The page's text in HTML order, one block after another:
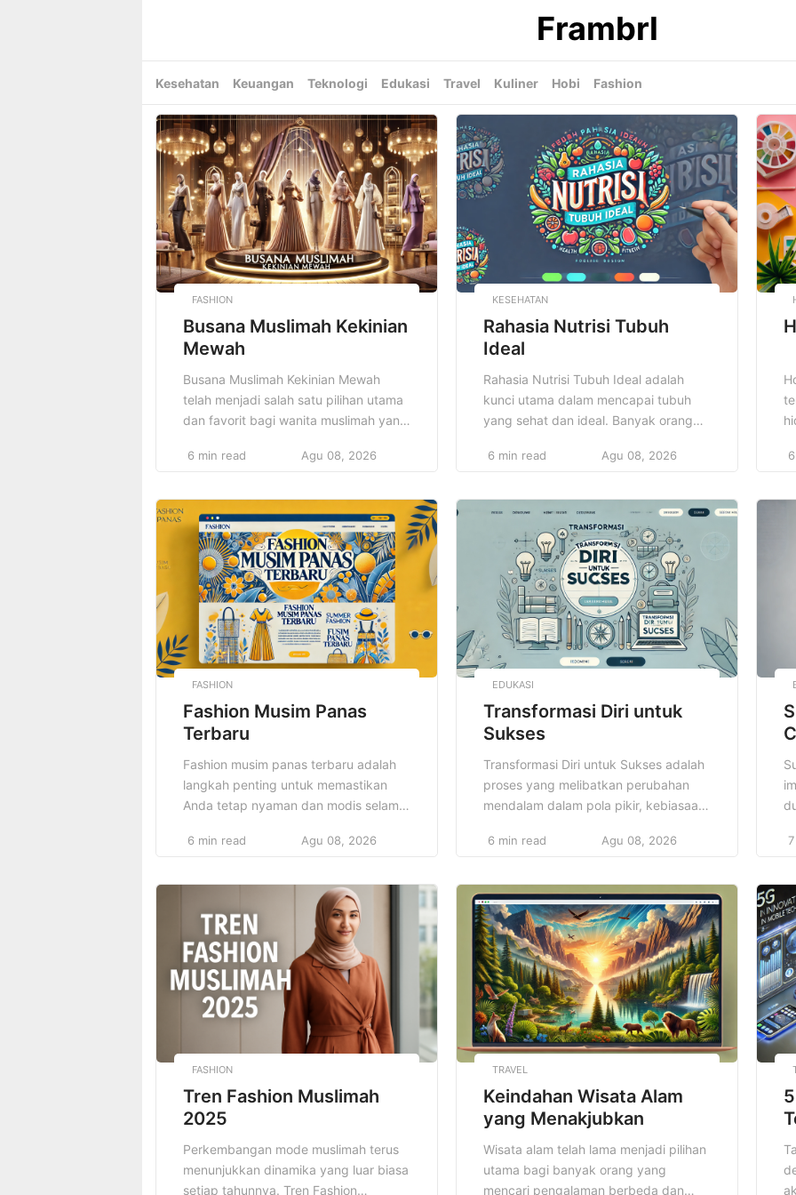
Frambrl
Kesehatan Keuangan Teknologi Edukasi Travel Kuliner Hobi Fashion
FASHION
Busana Muslimah Kekinian
Mewah
Busana Muslimah Kekinian Mewah
telah menjadi salah satu pilihan utama
dan favorit bagi wanita muslimah yang
modis di berbagai kesempatan, baik
dunia fashion muslim terus mengalami
peningkatan yang sangat signifikan
dan dinamis dalam beberapa tahun
terakhir. Desain-desain modern yang
secara khusus mengutamakan nilai
syar’i, kenyamanan, serta […]
6 min read Agu 08, 2026
KESEHATAN
Rahasia Nutrisi Tubuh
Ideal
Rahasia Nutrisi Tubuh Ideal adalah
kunci utama dalam mencapai tubuh
yang sehat dan ideal. Banyak orang
olahraga rutin atau mengurangi
itu tidak cukup. Nutrisi yang tepat
memainkan peran yang sangat
penting dalam membentuk tubuh yang
sehat, meningkatkan energi, dan
memperbaiki kualitas hidup secara
keseluruhan. Tanpa pemahaman […]
6 min read Agu 08, 2026
FASHION
Fashion Musim Panas
Terbaru
Fashion musim panas terbaru adalah
langkah penting untuk memastikan
Anda tetap nyaman dan modis selama
memberikan kesempatan untuk
cerah, desain kasual, dan pakaian
ringan yang tidak hanya membuat
penampilan Anda lebih menarik, tetapi
juga meningkatkan kenyamanan.
Dengan pemilihan pakaian yang tepat,
Anda bisa menikmati cuaca panas
tanpa merasa […]
6 min read Agu 08, 2026
EDUKASI
Transformasi Diri untuk
Sukses
Transformasi Diri untuk Sukses adalah
proses yang melibatkan perubahan
mendalam dalam pola pikir, kebiasaan,
tujuan hidup yang lebih baik. Ini bukan
luar biasa, tetapi juga tentang
mengembangkan karakter yang lebih
kuat dan pola pikir yang lebih positif.
Setiap orang memiliki potensi untuk
sukses, tetapi hanya mereka yang […]
6 min read Agu 08, 2026
FASHION
Tren Fashion Muslimah
2025
Perkembangan mode muslimah terus
menunjukkan dinamika yang luar biasa
setiap tahunnya. Tren Fashion
TRAVEL
Keindahan Wisata Alam
yang Menakjubkan
Wisata alam telah lama menjadi pilihan
utama bagi banyak orang yang
mencari pengalaman berbeda dan